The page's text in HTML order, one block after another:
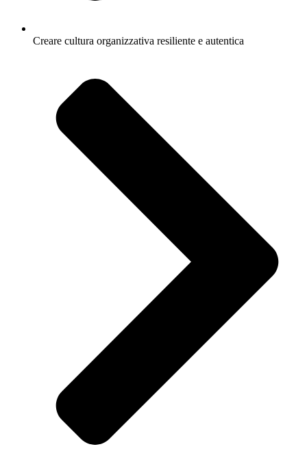
Creare cultura organizzativa resiliente e autentica